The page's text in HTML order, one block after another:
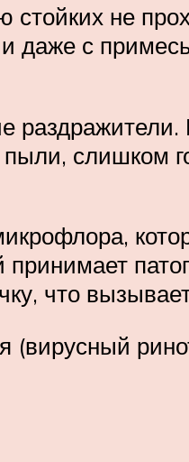
стойких не
даже с
слишком
что
(вирусный